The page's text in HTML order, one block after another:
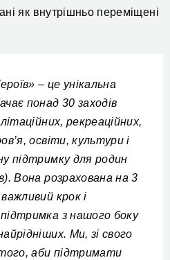
як внутрішньо переміщені
– це унікальна
понад 30 заходів
рекреаційних,
освіти, культури і
підтримку для родин
Вона розрахована на 3
крок і
з нашого боку
Ми, зі свого
аби підтримати